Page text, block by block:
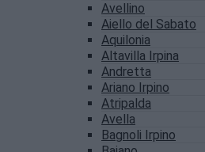
Avellino
Aiello del Sabato
Aquilonia
Altavilla Irpina
Andretta
Ariano Irpino
Atripalda
Avella
Bagnoli Irpino